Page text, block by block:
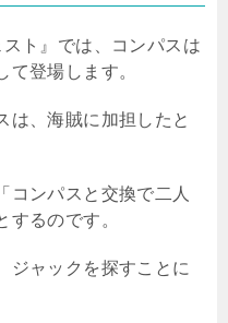
ト』では、コンパスは
て登場します。
は、海賊に加担したと
コンパスと交換で二人
するのです。
ジャックを探すことに